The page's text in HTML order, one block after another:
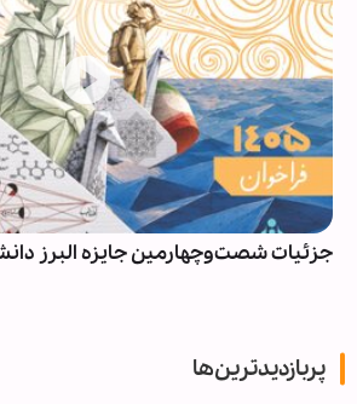
جزئیات شصت‌وچهارمین جایزه البرز
پربازدیدترین‌ها